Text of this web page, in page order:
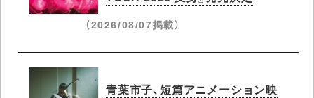
（2026/08/07掲載）
青葉市子、短篇アニメーション映